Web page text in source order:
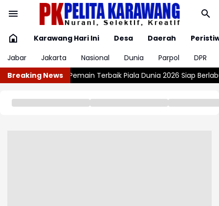
Karawang Hari Ini Desa Daerah
Jabar
Jakarta Nasional Dunia Parpol
DPR
Breaking News
Dunia 2026 Siap Berlabu 4 Tahun di Barcelona Inilah Tanda -